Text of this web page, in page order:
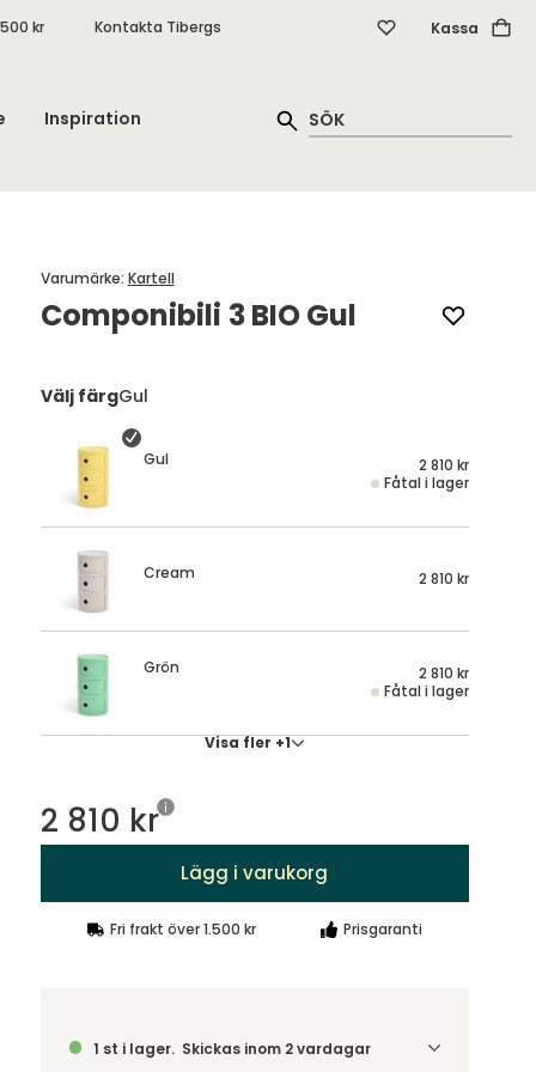
kr Kontakta Tibergs Kassa
Inspiration
Componibili 3 BIO Gul
Varumärke: Kartell
Välj färgGul
Gul
2 810 kr
Fåtal i lager
Cream 2 810 kr
Grön
2 810 kr
Fåtal i lager
Visa fler +1
2 810 kr
Lägg i varukorg
Fri frakt över 1.500 kr Prisgaranti
1 st i lager. Skickas inom 2 vardagar